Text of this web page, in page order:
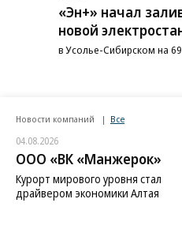
«Эн+» начал
новой
в Усолье-Сибирском на
Новости компаний Все
04.08.2026
ООО «ВК «Манжерок»
Курорт мирового уровня стал
драйвером экономики Алтая